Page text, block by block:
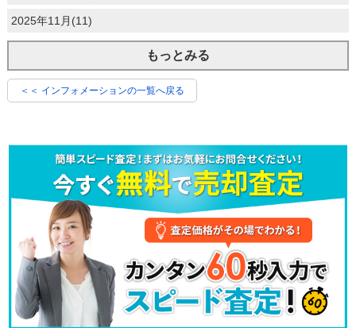
2025年11月(11)
もっとみる
＜＜ インフォメーションの一覧へ戻る